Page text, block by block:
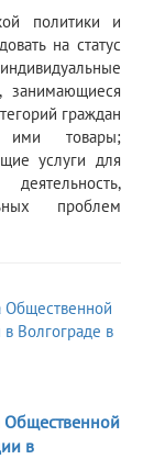
политики и
на статус
занимающиеся
граждан
ими товары;
услуги для
проблем
в